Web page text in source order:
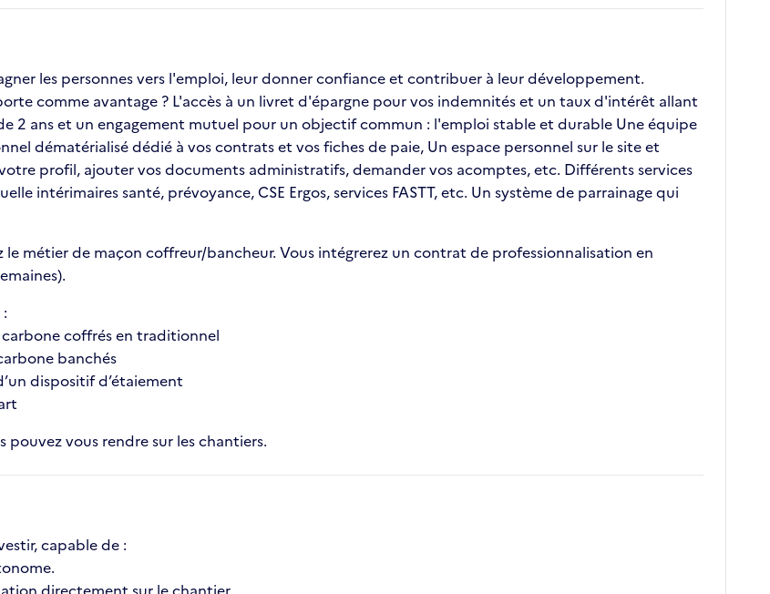
les personnes vers l'emploi, leur donner confiance et contribuer à leur développement.
comme avantage ? L'accès à un livret d'épargne pour vos indemnités et un taux d'intérêt allant
2 ans et un engagement mutuel pour un objectif commun : l'emploi stable et durable Une équipe
dématérialisé dédié à vos contrats et vos fiches de paie, Un espace personnel sur le site et
profil, ajouter vos documents administratifs, demander vos acomptes, etc. Différents services
intérimaires santé, prévoyance, CSE Ergos, services FASTT, etc. Un système de parrainage qui
métier de maçon coffreur/bancheur. Vous intégrerez un contrat de professionnalisation en
carbone coffrés en traditionnel
banchés
dispositif d’étaiement
vous rendre sur les chantiers.
capable de :